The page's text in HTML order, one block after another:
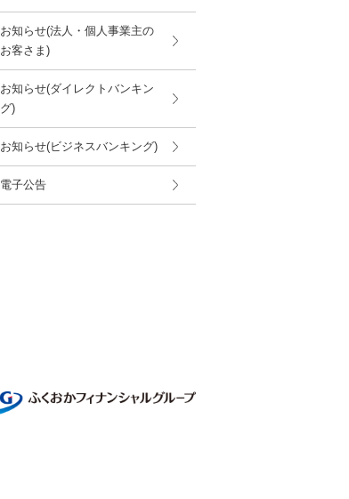
お知らせ(法人・個人事業主の
お客さま)
お知らせ(ダイレクトバンキン
グ)
お知らせ(ビジネスバンキング)
電子公告